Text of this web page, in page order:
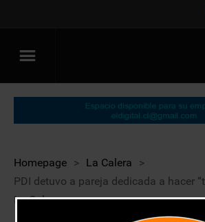
Homepage > La Calera
>
PDI detuvo a pareja dedicada a hacer
La Calera